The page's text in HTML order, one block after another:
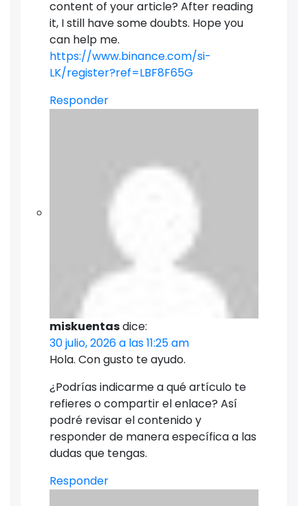
content of your article? After reading
it, I still have some doubts. Hope you
can help me.
https://www.binance.com/si-
LK/register?ref=LBF8F65G
Responder
miskuentasdice:
30 julio, 2026 a las 11:25 am
Hola. Con gusto te ayudo.
¿Podrías indicarme a qué artículo te
refieres o compartir el enlace? Así
podré revisar el contenido y
responder de manera específica a las
dudas que tengas.
Responder